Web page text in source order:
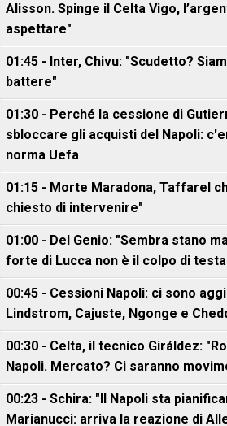
Alisson. Spinge il Celta Vigo,
aspettare"
01:45 - Inter, Chivu: "Scudetto?
battere"
01:30 - Perché la cessione di
sbloccare gli acquisti del Napoli:
norma Uefa
01:15 - Morte Maradona, Taffarel
chiesto di intervenire"
01:00 - Del Genio: "Sembra stano
forte di Lucca non è il colpo di
00:45 - Cessioni Napoli: ci sono
Lindstrom, Cajuste, Ngonge e
00:30 - Celta, il tecnico Giráldez:
Napoli. Mercato? Ci saranno
00:23 - Schira: "Il Napoli sta
Marianucci: arriva la reazione di